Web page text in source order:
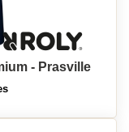
- Prasville